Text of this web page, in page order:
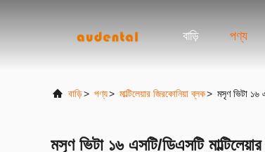
বাড়ি পণ্য
বাড়ি> পণ্য> মাল্টিলেয়ার জিরকোনিয়া ব্লক> মসৃণ ভিটা ১৬
মসৃণ ভিটা ১৬ এসটি/ডিএসটি